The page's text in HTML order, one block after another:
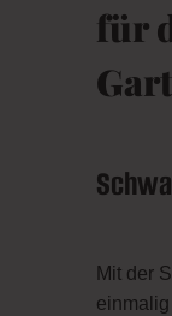
für
Mit der